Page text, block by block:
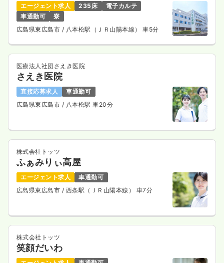
エージェント求人 235床
電子カルテ
車通勤可
寮
広島県東広島市 / 八本松駅（ＪＲ山陽本線） 車5分
医療法人社団さえき医院
さえき医院
直接応募求人
車通勤可
広島県東広島市 / 八本松駅 車20分
株式会社トッツ
ふぁみりぃ高屋
エージェント求人
車通勤可
広島県東広島市 / 西条駅（ＪＲ山陽本線） 車7分
株式会社トッツ
笑顔だいわ